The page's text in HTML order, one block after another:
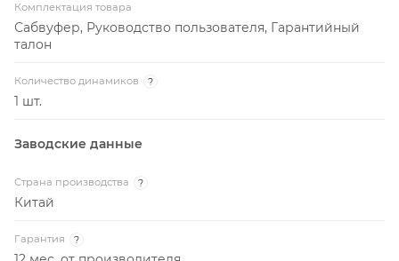
Комплектация товара
Сабвуфер, Руководство пользователя, Гарантийный
талон
Количество динамиков ?
1 шт.
Заводские данные
Страна производства ?
Китай
Гарантия ?